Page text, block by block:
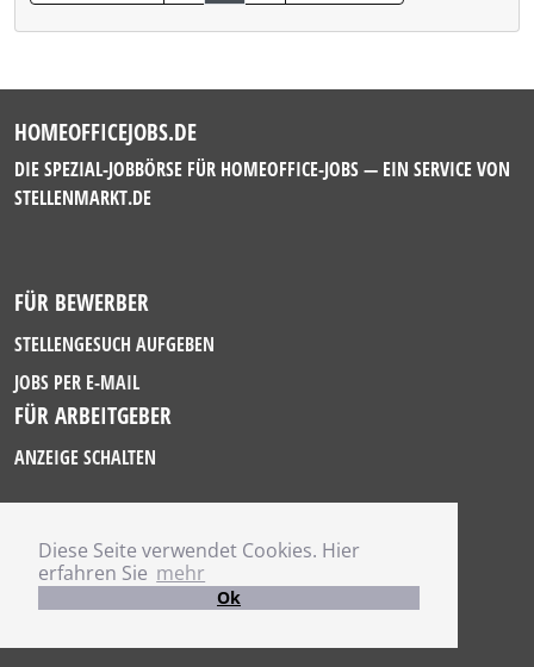
Diese Seite verwendet Cookies. Hier
erfahren Sie mehr
Ok
HOMEOFFICEJOBS.DE
DIE SPEZIAL-JOBBÖRSE FÜR HOMEOFFICE-JOBS — EIN SERVICE VON
STELLENMARKT.DE
FÜR BEWERBER
STELLENGESUCH AUFGEBEN
JOBS PER E-MAIL
FÜR ARBEITGEBER
ANZEIGE SCHALTEN
IMPRESSUM
DATENSCHUTZ